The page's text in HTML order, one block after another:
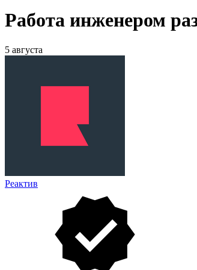
Работа инженером
5 августа
Реактив